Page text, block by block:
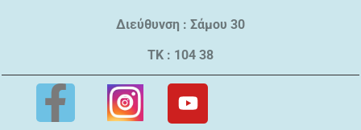
Διεύθυνση : Σάμου 30
ΤΚ : 104 38